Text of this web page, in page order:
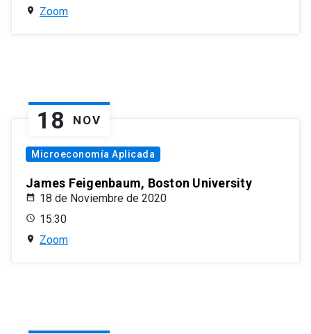
Zoom
18 NOV
Microeconomía Aplicada
James Feigenbaum, Boston University
18 de Noviembre de 2020
15:30
Zoom